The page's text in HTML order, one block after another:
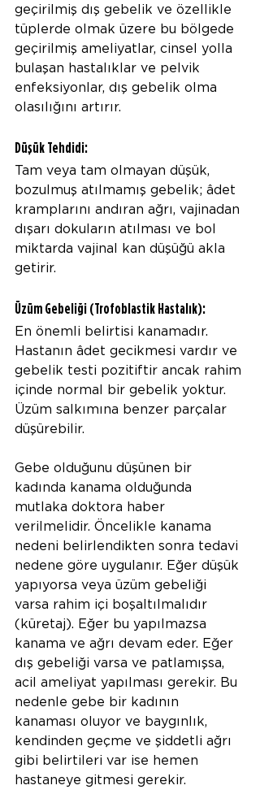
geçirilmiş dış gebelik ve özellikle
tüplerde olmak üzere bu bölgede
geçirilmiş ameliyatlar, cinsel yolla
bulaşan hastalıklar ve pelvik
enfeksiyonlar, dış gebelik olma
olasılığını artırır.
Düşük Tehdidi:
Tam veya tam olmayan düşük,
bozulmuş atılmamış gebelik; âdet
kramplarını andıran ağrı, vajinadan
dışarı dokuların atılması ve bol
miktarda vajinal kan düşüğü akla
getirir.
Üzüm Gebeliği (Trofoblastik Hastalık):
En önemli belirtisi kanamadır.
Hastanın âdet gecikmesi vardır ve
gebelik testi pozitiftir ancak rahim
içinde normal bir gebelik yoktur.
Üzüm salkımına benzer parçalar
düşürebilir.
Gebe olduğunu düşünen bir
kadında kanama olduğunda
mutlaka doktora haber
verilmelidir. Öncelikle kanama
nedeni belirlendikten sonra tedavi
nedene göre uygulanır. Eğer düşük
yapıyorsa veya üzüm gebeliği
varsa rahim içi boşaltılmalıdır
(küretaj). Eğer bu yapılmazsa
kanama ve ağrı devam eder. Eğer
dış gebeliği varsa ve patlamışsa,
acil ameliyat yapılması gerekir. Bu
nedenle gebe bir kadının
kanaması oluyor ve baygınlık,
kendinden geçme ve şiddetli ağrı
gibi belirtileri var ise hemen
hastaneye gitmesi gerekir.